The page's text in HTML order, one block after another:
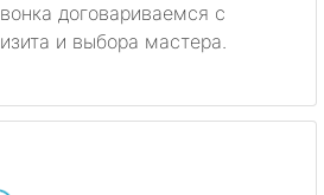
договариваемся с
и выбора мастера.